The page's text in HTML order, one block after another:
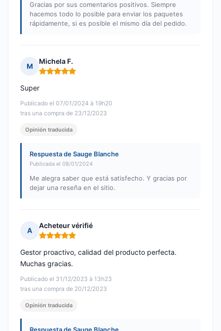
Gracias por sus comentarios positivos. Siempre
hacemos todo lo posible para enviar los paquetes
rápidamente, si es posible el mismo día del pedido.
M
Michela F.
Nota: 5 de 5
Publicado el 07/01/2024 à 19h20
tras una compra de 23/12/2023
Super
Opinión traducida
Respuesta de Sauge Blanche
Publicada el 08/01/2024
Me alegra saber que está satisfecho. Y gracias por
dejar una reseña en el sitio.
A
Acheteur vérifié
Nota: 5 de 5
Publicado el 31/12/2023 à 13h23
tras una compra de 20/12/2023
Gestor proactivo, calidad del producto perfecta.
Muchas gracias.
Opinión traducida